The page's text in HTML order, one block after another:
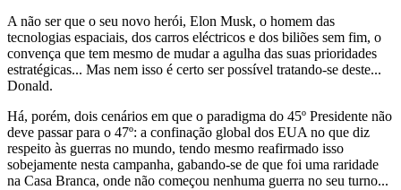
A não ser que o seu novo herói, Elon Musk, o homem das
tecnologias espaciais, dos carros eléctricos e dos biliões sem fim, o
convença que tem mesmo de mudar a agulha das suas prioridades
estratégicas... Mas nem isso é certo ser possível tratando-se deste...
Donald.
Há, porém, dois cenários em que o paradigma do 45º Presidente não
deve passar para o 47º: a confinação global dos EUA no que diz
respeito às guerras no mundo, tendo mesmo reafirmado isso
sobejamente nesta campanha, gabando-se de que foi uma raridade
na Casa Branca, onde não começou nenhuma guerra no seu turno...